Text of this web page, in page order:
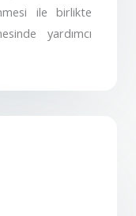
ile birlikte
yardımcı